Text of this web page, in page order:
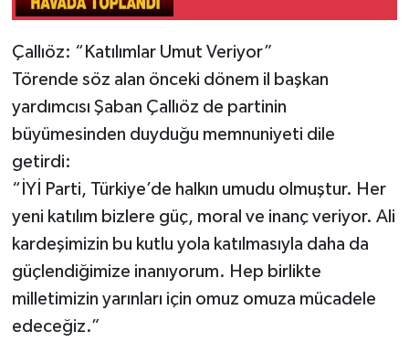
Çallıöz: “Katılımlar Umut Veriyor”
Törende söz alan önceki dönem il başkan
yardımcısı Şaban Çallıöz de partinin
büyümesinden duyduğu memnuniyeti dile
getirdi:
“İYİ Parti, Türkiye’de halkın umudu olmuştur. Her
yeni katılım bizlere güç, moral ve inanç veriyor. Ali
kardeşimizin bu kutlu yola katılmasıyla daha da
güçlendiğimize inanıyorum. Hep birlikte
milletimizin yarınları için omuz omuza mücadele
edeceğiz.”